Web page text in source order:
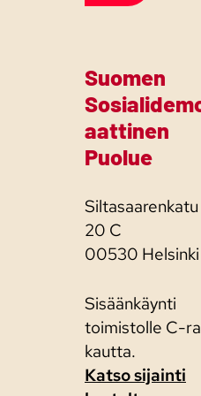
Suomen
aattinen
Puolue
Siltasaarenkatu
20 C
00530 Helsinki
Sisäänkäynti
toimistolle C-
kautta.
Katso sijainti